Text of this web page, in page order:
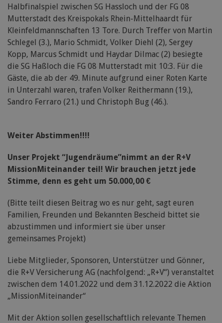
Halbfinalspiel zwischen SG Hassloch und der FG 08
Mutterstadt des Kreispokals Rhein-Mittelhaardt für
Kleinfeldmannschaften 13 Tore. Durch Treffer von Martin
Schlegel (3.), Mario Schmidt, Volker Diehl (2), Sergey
Kopp, Marcus Schmidt und Haydar Dilmac (2) besiegte
die SG Haßloch die FG 08 Mutterstadt mit 10:3. Für die
Gäste, die ab der 49. Minute aufgrund einer Roten Karte
in Unterzahl waren, trafen Volker Reithermann (19.),
Sandro Ferraro (21.) und Christoph Bug (46.).
Weiter Abstimmen!!!!
Unser Projekt “Jugendräume”nimmt an der R+V
MissionMiteinander teil! Wir brauchen jetzt jede
Stimme, denn es geht um 50.000,00 €
(Bitte teilt diesen Beitrag wo es nur geht, sagt euren
Familien, Freunden und Bekannten Bescheid bittet sie
abzustimmen und informiert sie über unser
gemeinsames Projekt)
Liebe Mitglieder, Sponsoren, Unterstützer und Gönner,
die R+V Versicherung AG (nachfolgend: „R+V“) veranstaltet
zwischen dem 14.01.2022 und dem 31.12.2022 die Aktion
„MissionMiteinander“
​​​​​​​​​​​​​​​​​​​Mit der Aktion sollen gesellschaftlich relevante Themen